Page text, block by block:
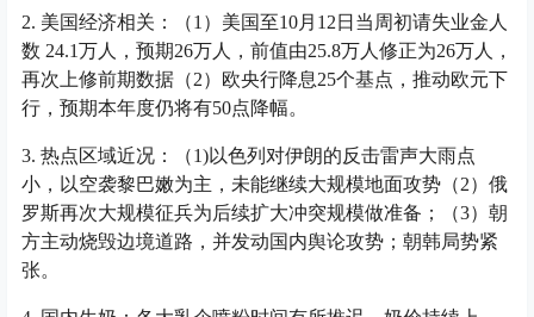
2. 美国经济相关：（1）美国至10月12日当周初请失业金人
数 24.1万人，预期26万人，前值由25.8万人修正为26万人，
再次上修前期数据（2）欧央行降息25个基点，推动欧元下
行，预期本年度仍将有50点降幅。
3. 热点区域近况：（1)以色列对伊朗的反击雷声大雨点
小，以空袭黎巴嫩为主，未能继续大规模地面攻势（2）俄
罗斯再次大规模征兵为后续扩大冲突规模做准备；（3）朝
方主动烧毁边境道路，并发动国内舆论攻势；朝韩局势紧
张。